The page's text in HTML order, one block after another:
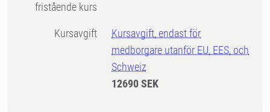
fristående kurs
Kursavgift
Kursavgift, endast för
medborgare utanför EU, EES, och
Schweiz
12690 SEK